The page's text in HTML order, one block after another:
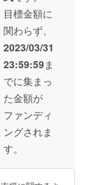
み価格
です ※
画像は
サンプ
ル品で
す
円
特別価
格
13,000
円！！ ​​​​​
※小瓶の
サイズ
はコル
クまで
入れて
約３㎝
です ※
してま
目標金額に
関わらず、
2023/03/31
23:59:59ま
でに集まっ
た金額が
ファンディ
ングされま
す。